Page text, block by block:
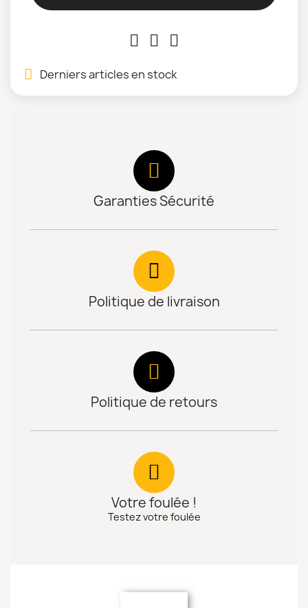
Derniers articles en stock
Garanties Sécurité
Politique de livraison
Politique de retours
Votre foulée !
Testez votre foulée